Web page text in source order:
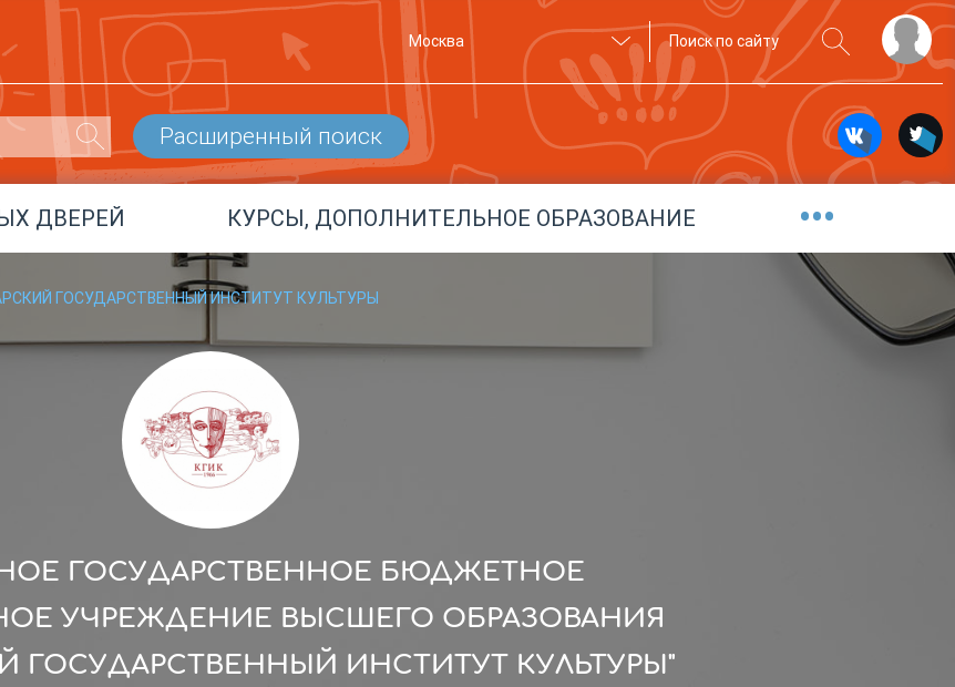
Москва
Расширенный поиск
ДВЕРЕЙ КУРСЫ, ДОПОЛНИТЕЛЬНОЕ ОБРАЗОВАНИЕ •••
ГОСУДАРСТВЕННЫЙ ИНСТИТУТ КУЛЬТУРЫ
ГОСУДАРСТВЕННОЕ БЮДЖЕТНОЕ
УЧРЕЖДЕНИЕ ВЫСШЕГО ОБРАЗОВАНИЯ
ГОСУДАРСТВЕННЫЙ ИНСТИТУТ КУЛЬТУРЫ"